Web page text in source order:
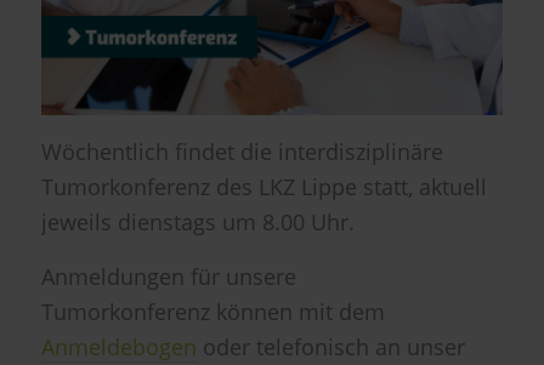
Wöchentlich findet die interdisziplinäre
Tumorkonferenz des LKZ Lippe statt, aktuell
jeweils dienstags um 8.00 Uhr.
Anmeldungen für unsere
Tumorkonferenz können mit dem
Anmeldebogen oder telefonisch an unser